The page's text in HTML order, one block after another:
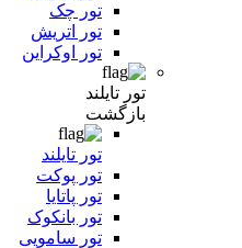
تور چک
تور اتریش
تور اوکراین
تور تایلند
بازگشت
تور تایلند
تور پوکت
تور پاتایا
تور بانکوک
تور سامویی